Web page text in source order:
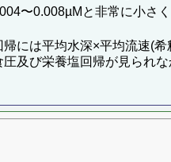
〜0.008µMと非常に小さ
には平均水深×平均流速(
及び栄養塩回帰が見られ